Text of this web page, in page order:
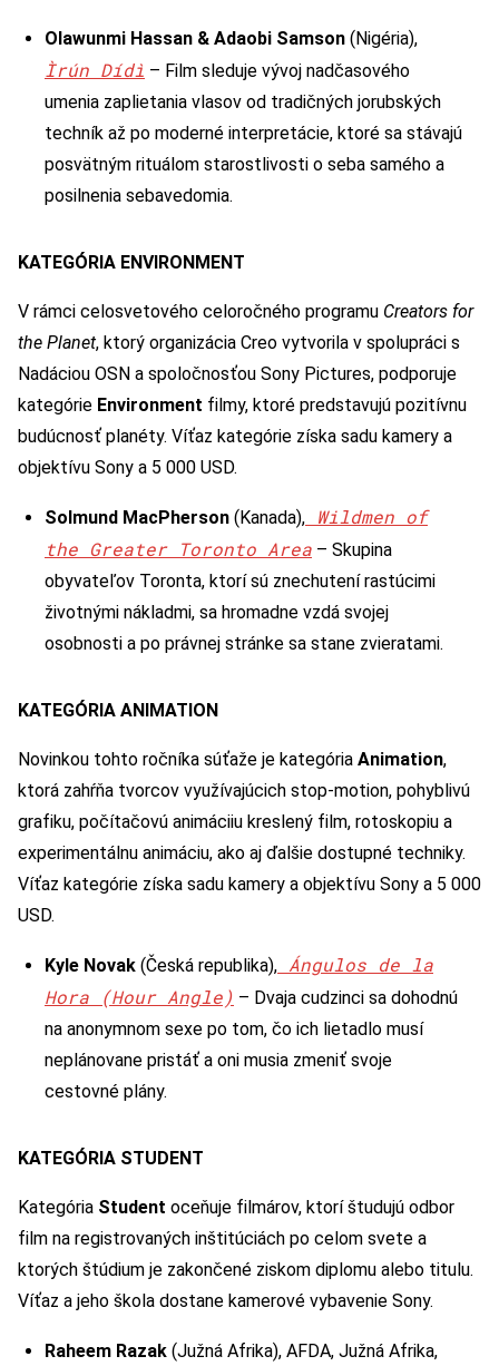
Olawunmi Hassan & Adaobi Samson (Nigéria),
Ìrún Dídì – Film sleduje vývoj nadčasového
umenia zaplietania vlasov od tradičných jorubských
techník až po moderné interpretácie, ktoré sa stávajú
posvätným rituálom starostlivosti o seba samého a
posilnenia sebavedomia.
KATEGÓRIA ENVIRONMENT
V rámci celosvetového celoročného programu Creators for
the Planet, ktorý organizácia Creo vytvorila v spolupráci s
Nadáciou OSN a spoločnosťou Sony Pictures, podporuje
kategórie Environment filmy, ktoré predstavujú pozitívnu
budúcnosť planéty. Víťaz kategórie získa sadu kamery a
objektívu Sony a 5 000 USD.
Solmund MacPherson (Kanada),
Wildmen of
the Greater Toronto Area – Skupina
obyvateľov Toronta, ktorí sú znechutení rastúcimi
životnými nákladmi, sa hromadne vzdá svojej
osobnosti a po právnej stránke sa stane zvieratami.
KATEGÓRIA ANIMATION
Novinkou tohto ročníka súťaže je kategória Animation,
ktorá zahŕňa tvorcov využívajúcich stop-motion, pohyblivú
grafiku, počítačovú animáciiu kreslený film, rotoskopiu a
experimentálnu animáciu, ako aj ďalšie dostupné techniky.
Víťaz kategórie získa sadu kamery a objektívu Sony a 5 000
USD.
Kyle Novak (Česká republika), Ángulos de la
Hora (Hour Angle) – Dvaja cudzinci sa dohodnú
na anonymnom sexe po tom, čo ich lietadlo musí
neplánovane pristáť a oni musia zmeniť svoje
cestovné plány.
KATEGÓRIA STUDENT
Kategória Student oceňuje filmárov, ktorí študujú odbor
film na registrovaných inštitúciách po celom svete a
ktorých štúdium je zakončené ziskom diplomu alebo titulu.
Víťaz a jeho škola dostane kamerové vybavenie Sony.
Raheem Razak (Južná Afrika), AFDA, Južná Afrika,